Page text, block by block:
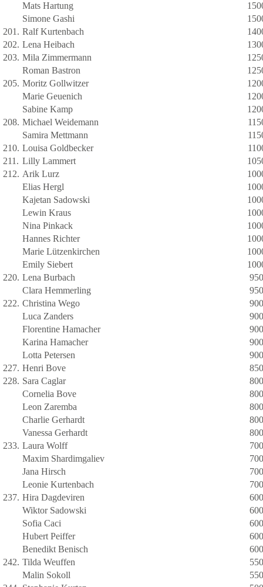
Mats Hartung
Simone Gashi
201. Ralf Kurtenbach
202. Lena Heibach
203. Mila Zimmermann
Roman Bastron
205. Moritz Gollwitzer
Marie Geuenich
Sabine Kamp
208. Michael Weidemann
Samira Mettmann
210. Louisa Goldbecker
211. Lilly Lammert
212. Arik Lurz
Elias Hergl
Kajetan Sadowski
Lewin Kraus
Nina Pinkack
Hannes Richter
Marie Lützenkirchen
Emily Siebert
220. Lena Burbach
950
Clara Hemmerling
950
222. Christina Wego
900
Luca Zanders
900
Florentine Hamacher
900
Karina Hamacher
900
Lotta Petersen
900
227. Henri Bove
850
228. Sara Caglar
800
Cornelia Bove
800
Leon Zaremba
800
Charlie Gerhardt
800
Vanessa Gerhardt
800
233. Laura Wolff
700
Maxim Shardimgaliev
700
Jana Hirsch
700
Leonie Kurtenbach
700
237. Hira Dagdeviren
600
Wiktor Sadowski
600
Sofia Caci
600
Hubert Peiffer
600
Benedikt Benisch
600
242. Tilda Weuffen
550
Malin Sokoll
550